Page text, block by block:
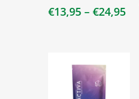
€13,95 – €24,95